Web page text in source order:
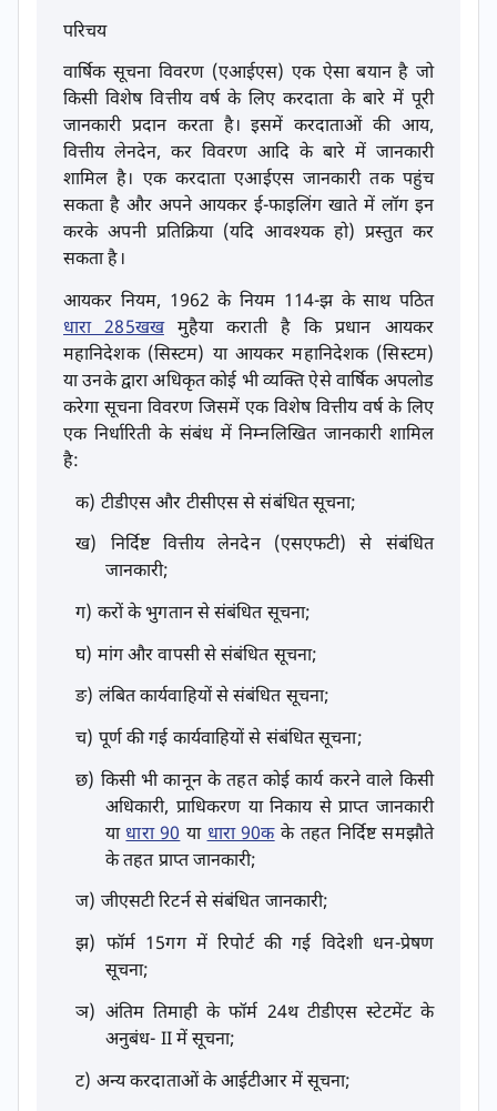
परिचय
वार्षिक सूचना विवरण (एआईएस) एक ऐसा बयान है जो
किसी विशेष वित्तीय वर्ष के लिए करदाता के बारे में पूरी
जानकारी प्रदान करता है। इसमें करदाताओं की आय,
वित्तीय लेनदेन, कर विवरण आदि के बारे में जानकारी
शामिल है। एक करदाता एआईएस जानकारी तक पहुंच
सकता है और अपने आयकर ई-फाइलिंग खाते में लॉग इन
करके अपनी प्रतिक्रिया (यदि आवश्यक हो) प्रस्तुत कर
सकता है।
आयकर नियम, 1962 के नियम 114-झ के साथ पठित
धारा 285खखमुहैया कराती है कि प्रधान आयकर
महानिदेशक (सिस्टम) या आयकर महानिदेशक (सिस्टम)
या उनके द्वारा अधिकृत कोई भी व्यक्ति ऐसे वार्षिक अपलोड
करेगा सूचना विवरण जिसमें एक विशेष वित्तीय वर्ष के लिए
एक निर्धारिती के संबंध में निम्नलिखित जानकारी शामिल
है:
क) टीडीएस और टीसीएस से संबंधित सूचना;
ख) निर्दिष्ट वित्तीय लेनदेन (एसएफटी) से संबंधित
जानकारी;
ग) करों के भुगतान से संबंधित सूचना;
घ) मांग और वापसी से संबंधित सूचना;
ङ) लंबित कार्यवाहियों से संबंधित सूचना;
च) पूर्ण की गई कार्यवाहियों से संबंधित सूचना;
छ) किसी भी कानून के तहत कोई कार्य करने वाले किसी
अधिकारी, प्राधिकरण या निकाय से प्राप्त जानकारी
याधारा 90याधारा 90कके तहत निर्दिष्ट समझौते
के तहत प्राप्त जानकारी;
ज) जीएसटी रिटर्न से संबंधित जानकारी;
झ) फॉर्म 15गग में रिपोर्ट की गई विदेशी धन-प्रेषण
सूचना;
ञ) अंतिम तिमाही के फॉर्म 24थ टीडीएस स्टेटमेंट के
अनुबंध- II में सूचना;
ट) अन्य करदाताओं के आईटीआर में सूचना;